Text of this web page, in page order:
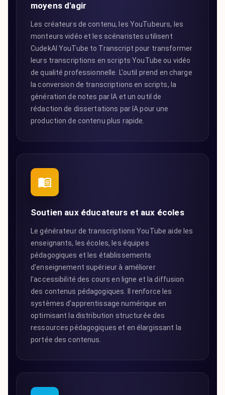
moyens d'agir
Les créateurs de contenu, les YouTubeurs, les
monteurs vidéo et les scénaristes utilisent
CudekAI YouTube to Transcript pour transformer
leurs transcriptions en scripts YouTube ou vidéo
de qualité professionnelle. L'outil prend en charge
la conversion de transcriptions en scripts, la
génération de notes par IA et un outil de
rédaction de dissertations par IA pour une
production de contenu plus rapide.
Soutien aux éducateurs et aux écoles
Le générateur de transcriptions YouTube aide les
enseignants, les écoles, les équipes
pédagogiques et les établissements
d'enseignement supérieur à améliorer
l'accessibilité des cours en ligne et la diffusion
des contenus pédagogiques. Il renforce les
systèmes d'apprentissage numérique en
optimisant la distribution structurée des
ressources pédagogiques et en élargissant la
portée des contenus.